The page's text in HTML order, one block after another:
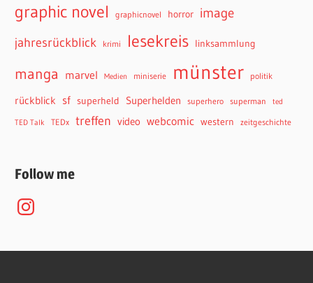
graphic novel graphicnovel horror image
jahresrückblick krimi lesekreis linksammlung
manga marvel Medien miniserie münster politik
rückblick sf superheld Superhelden superhero superman ted
TED Talk TEDx treffen video webcomic western zeitgeschichte
Follow me
Instagram